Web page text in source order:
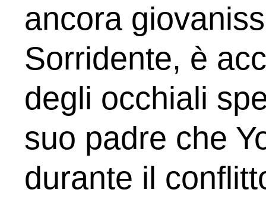
ancora
Sorridente, è
degli occhiali
suo padre che
durante il